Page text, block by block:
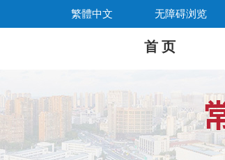
繁體中文 无障碍浏览
首 页